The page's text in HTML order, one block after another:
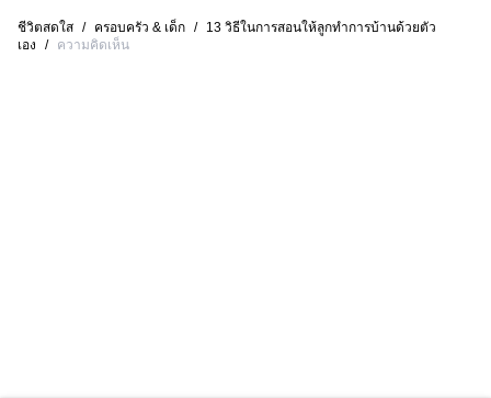
ชีวิตสดใส / ครอบครัว & เด็ก /
13 วิธีในการสอนให้ลูกทำการบ้านด้วยตัว
เอง
/ ความคิดเห็น